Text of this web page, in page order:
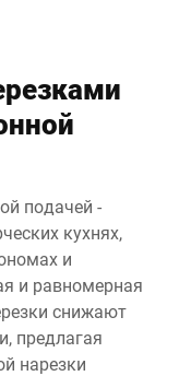
подачей -
кухнях,
и
и равномерная
снижают
предлагая
нарезки